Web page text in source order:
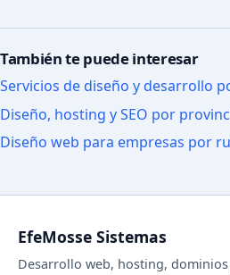
También te puede interesar
Servicios de diseño y desarrollo
Diseño, hosting y SEO por
Diseño web para empresas por
EfeMosse Sistemas
Desarrollo web, hosting,